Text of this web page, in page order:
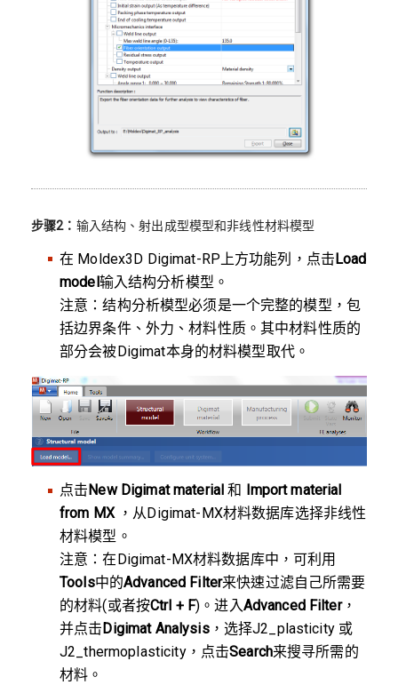
步骤2： 输入结构、射出成型模型和非线性材料模型
在 Moldex3D Digimat-RP上方功能列，点击Load
model输入结构分析模型。
注意：结构分析模型必须是一个完整的模型，包
括边界条件、外力、材料性质。其中材料性质的
部分会被Digimat本身的材料模型取代。
点击 New Digimat material 和
Import material
from MX，从Digimat-MX材料数据库选择非线性
材料模型。
注意：在Digimat-MX材料数据库中，可利用
Tools中的Advanced Filter来快速过滤自己所需要
的材料(或者按Ctrl + F)。进入Advanced Filter，
并点击 Digimat Analysis，选择J2_plasticity 或
J2_thermoplasticity，点击Search来搜寻所需的
材料。